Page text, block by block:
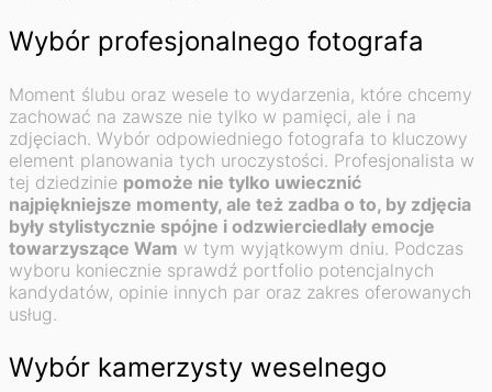
Wybór profesjonalnego fotografa
Moment ślubu oraz wesele to wydarzenia, które chcemy
zachować na zawsze nie tylko w pamięci, ale i na
zdjęciach. Wybór odpowiedniego fotografa to kluczowy
element planowania tych uroczystości. Profesjonalista w
tej dziedzinie pomoże nie tylko uwiecznić
najpiękniejsze momenty, ale też zadba o to, by zdjęcia
były stylistycznie spójne i odzwierciedlały emocje
towarzyszące Wam w tym wyjątkowym dniu. Podczas
wyboru koniecznie sprawdź portfolio potencjalnych
kandydatów, opinie innych par oraz zakres oferowanych
usług.
Wybór kamerzysty weselnego